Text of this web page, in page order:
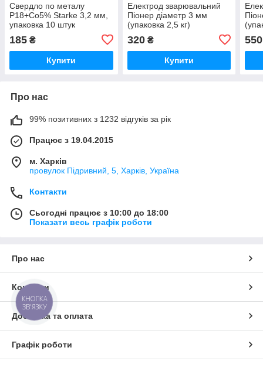
Свердло по металу
Р18+Co5% Starke 3,2 мм,
упаковка 10 штук
185 ₴
Купити
Електрод зварювальний
Піонер діаметр 3 мм
(упаковка 2,5 кг)
320₴
Купити
550
Про нас
99% позитивних з 1232 відгуків за рік
Працює з 19.04.2015
м. Харків
провулок Підривний, 5, Харків, Україна
Контакти
Сьогодні працює з 10:00 до 18:00
Показати весь графік роботи
Про нас
Контакти
Доставка та оплата
Графік роботи
КНОПКА
ЗВ'ЯЗКУ